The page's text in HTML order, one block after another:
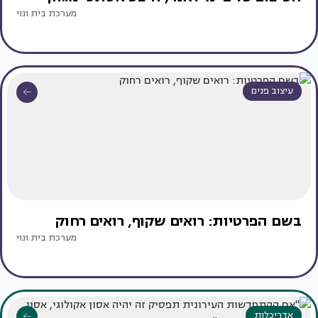
מערכת בית ונוי
עיצוב פנים
בשם הפרטיות: רואים שקוף, רואים רחוק
מערכת בית ונוי
אדריכלות